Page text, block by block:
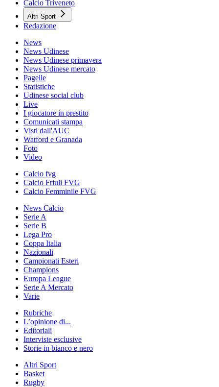
Calcio Triveneto
Altri Sport
Redazione
News
News Udinese
News Udinese primavera
News Udinese mercato
Pagelle
Statistiche
Udinese social club
Live
I giocatore in prestito
Comunicati stampa
Visti dall'AUC
Watford e Granada
Foto
Video
Calcio fvg
Calcio Friuli FVG
Calcio Femminile FVG
News Calcio
Serie A
Serie B
Lega Pro
Coppa Italia
Nazionali
Campionati Esteri
Champions
Europa League
Serie A Mercato
Varie
Rubriche
L’opinione di...
Editoriali
Interviste esclusive
Storie in bianco e nero
Altri Sport
Basket
Rugby